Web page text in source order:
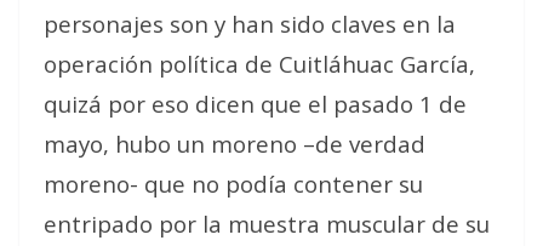
personajes son y han sido claves en la
operación política de Cuitláhuac García,
quizá por eso dicen que el pasado 1 de
mayo, hubo un moreno –de verdad
moreno- que no podía contener su
entripado por la muestra muscular de su